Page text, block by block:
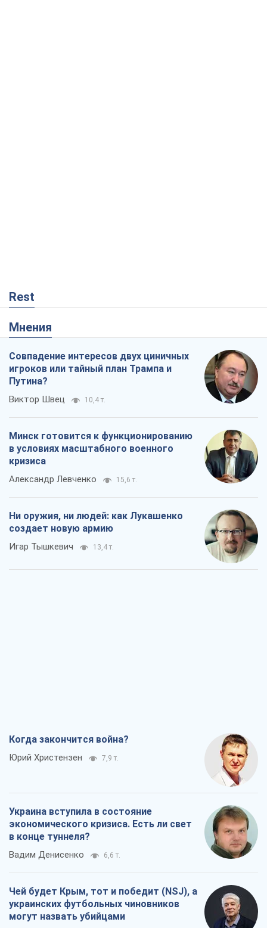
Rest
Мнения
Совпадение интересов двух циничных
игроков или тайный план Трампа и
Путина?
Виктор Швец 10,4 т.
Минск готовится к функционированию
в условиях масштабного военного
кризиса
Александр Левченко 15,6 т.
Ни оружия, ни людей: как Лукашенко
создает новую армию
Игар Тышкевич 13,4 т.
Когда закончится война?
Юрий Христензен 7,9 т.
Украина вступила в состояние
экономического кризиса. Есть ли свет
в конце туннеля?
Вадим Денисенко 6,6 т.
Чей будет Крым, тот и победит (NSJ), а
украинских футбольных чиновников
могут назвать убийцами